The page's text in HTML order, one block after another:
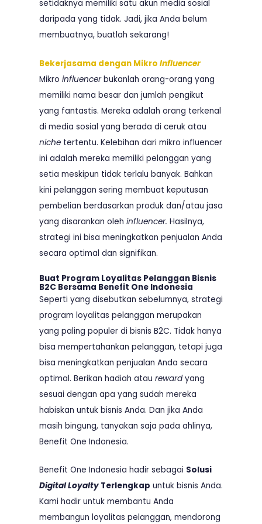
setidaknya memiliki satu akun media sosial
daripada yang tidak. Jadi, jika Anda belum
membuatnya, buatlah sekarang!
Bekerjasama dengan Mikro Influencer
Mikro influencerbukanlah orang-orang yang
memiliki nama besar dan jumlah pengikut
yang fantastis. Mereka adalah orang terkenal
di media sosial yang berada di ceruk atau
niche tertentu. Kelebihan dari mikro influencer
ini adalah mereka memiliki pelanggan yang
setia meskipun tidak terlalu banyak. Bahkan
kini pelanggan sering membuat keputusan
pembelian berdasarkan produk dan/atau jasa
yang disarankan oleh influencer. Hasilnya,
strategi ini bisa meningkatkan penjualan Anda
secara optimal dan signifikan.
Buat Program Loyalitas Pelanggan Bisnis
B2C Bersama Benefit One Indonesia
Seperti yang disebutkan sebelumnya, strategi
program loyalitas pelanggan merupakan
yang paling populer di bisnis B2C. Tidak hanya
bisa mempertahankan pelanggan, tetapi juga
bisa meningkatkan penjualan Anda secara
optimal. Berikan hadiah atau rewardyang
sesuai dengan apa yang sudah mereka
habiskan untuk bisnis Anda. Dan jika Anda
masih bingung, tanyakan saja pada ahlinya,
Benefit One Indonesia.
Benefit One Indonesia hadir sebagai Solusi
Digital LoyaltyTerlengkap untuk bisnis Anda.
Kami hadir untuk membantu Anda
membangun loyalitas pelanggan, mendorong